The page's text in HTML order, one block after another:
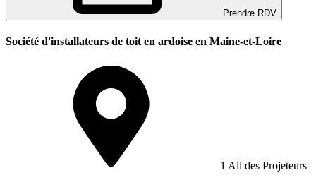
Prendre RDV
Société d'installateurs de toit en ardoise en Maine-et-Loire
1 All des Projeteurs